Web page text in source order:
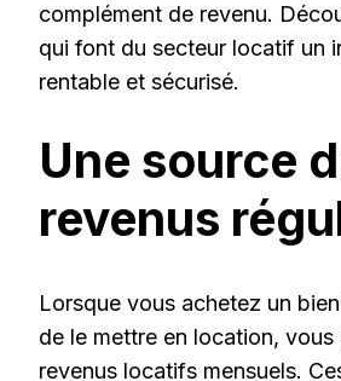
complément de revenu.
qui font du secteur locatif un
rentable et sécurisé.
Une source
revenus
Lorsque vous achetez un
de le mettre en location, vous
revenus locatifs mensuels.